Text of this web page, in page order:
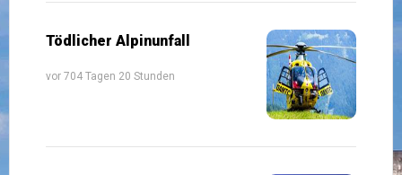
Tödlicher Alpinunfall
vor 704 Tagen 20 Stunden